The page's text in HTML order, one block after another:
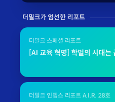
더밀크가 엄선한 리포트
더밀크 스페셜 리포트
[AI 교육 혁명] 학벌의 시대는
더밀크 인뎁스 리포트 A.I.R. 28호